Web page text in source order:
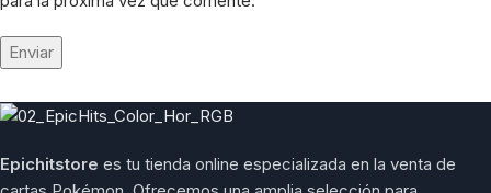
Epichitstore es tu tienda online especializada en la venta de